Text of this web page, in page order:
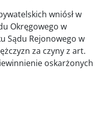
wniósł w
Okręgowego w
Sądu Rejonowego w
za czyny z art.
oskarżonych